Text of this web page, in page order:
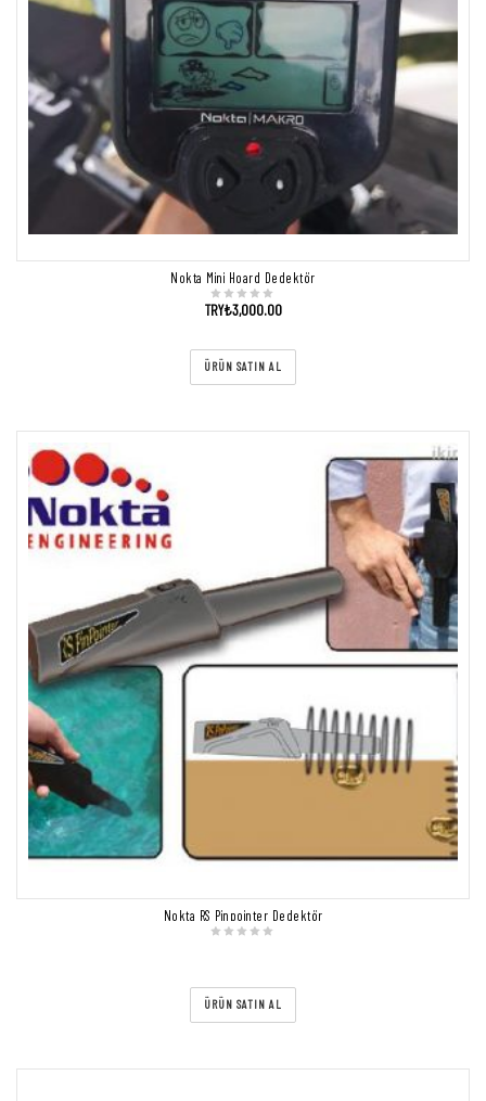
Nokta Mini Hoard Dedektör
TRY₺3,000.00
ÜRÜN SATIN AL
Nokta RS Pinpointer Dedektör
ÜRÜN SATIN AL